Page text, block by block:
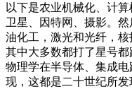
以下是农业机械化、计
卫星、因特网、摄影。
油化工，激光和光纤，
其中大多数都打了星号都
物理学在半导体、集成
现，这都是二十世纪所发